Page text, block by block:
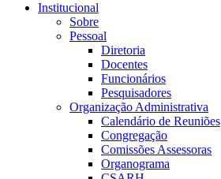
Institucional
Sobre
Pessoal
Diretoria
Docentes
Funcionários
Pesquisadores
Organização Administrativa
Calendário de Reuniões
Congregação
Comissões Assessoras
Organograma